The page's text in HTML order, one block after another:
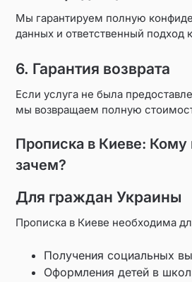
Мы гарантируем полную
данных и ответственный подход
6. Гарантия возврата
Если услуга не была
мы возвращаем полную
Прописка в Киеве: Кому
зачем?
Для граждан Украины
Прописка в Киеве необходима
Получения социальных
Оформления детей в